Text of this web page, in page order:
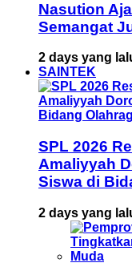
Nasution
Semangat
2 days yang
SAINTEK
SPL 2026
Amaliyyah
Siswa di
2 days yang